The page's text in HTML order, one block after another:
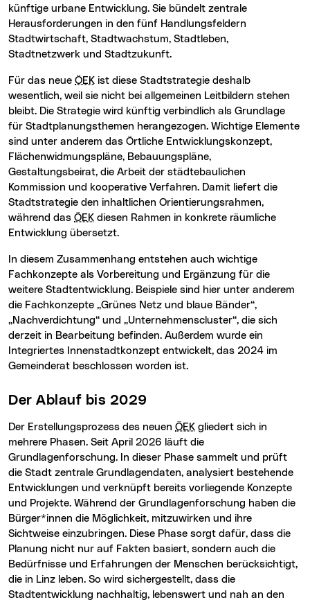
künftige urbane Entwicklung. Sie bündelt zentrale
Herausforderungen in den fünf Handlungsfeldern
Stadtwirtschaft, Stadtwachstum, Stadtleben,
Stadtnetzwerk und Stadtzukunft.
Für das neue ÖEK ist diese Stadtstrategie deshalb
wesentlich, weil sie nicht bei allgemeinen Leitbildern stehen
bleibt. Die Strategie wird künftig verbindlich als Grundlage
für Stadtplanungsthemen herangezogen. Wichtige Elemente
sind unter anderem das Örtliche Entwicklungskonzept,
Flächenwidmungspläne, Bebauungspläne,
Gestaltungsbeirat, die Arbeit der städtebaulichen
Kommission und kooperative Verfahren. Damit liefert die
Stadtstrategie den inhaltlichen Orientierungsrahmen,
während das ÖEK diesen Rahmen in konkrete räumliche
Entwicklung übersetzt.
Fachkonzepte als Vorbereitung und Ergänzung für die
weitere Stadtentwicklung. Beispiele sind hier unter anderem
die Fachkonzepte „Grünes Netz und blaue Bänder“,
„Nachverdichtung“ und „Unternehmenscluster“, die sich
derzeit in Bearbeitung befinden. Außerdem wurde ein
Integriertes Innenstadtkonzept entwickelt, das 2024 im
Gemeinderat beschlossen worden ist.
Der Ablauf bis 2029
Der Erstellungsprozess des neuen ÖEK gliedert sich in
mehrere Phasen. Seit April 2026 läuft die
Grundlagenforschung. In dieser Phase sammelt und prüft
die Stadt zentrale Grundlagendaten, analysiert bestehende
Entwicklungen und verknüpft bereits vorliegende Konzepte
und Projekte. Während der Grundlagenforschung haben die
Bürger*innen die Möglichkeit, mitzuwirken und ihre
Sichtweise einzubringen. Diese Phase sorgt dafür, dass die
Planung nicht nur auf Fakten basiert, sondern auch die
Bedürfnisse und Erfahrungen der Menschen berücksichtigt,
die in Linz leben. So wird sichergestellt, dass die
Stadtentwicklung nachhaltig, lebenswert und nah an den